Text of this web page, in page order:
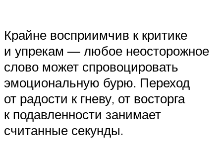
Крайне восприимчив к критике
и упрекам — любое неосторожное
слово может спровоцировать
эмоциональную бурю. Переход
от радости к гневу, от восторга
к подавленности занимает
считанные секунды.